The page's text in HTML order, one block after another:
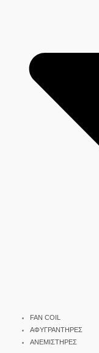
FAN COIL
ΑΦΥΓΡΑΝΤΗΡΕΣ
ΑΝΕΜΙΣΤΗΡΕΣ